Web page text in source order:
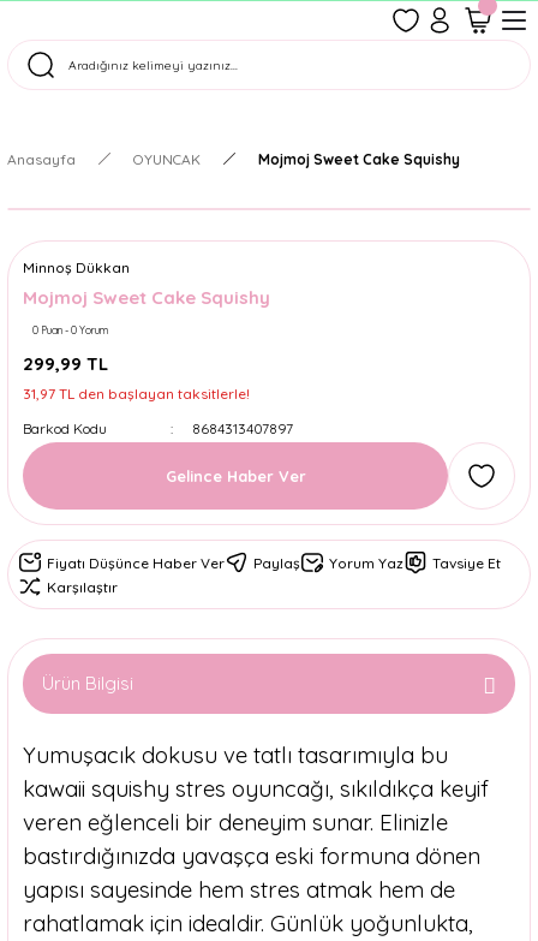
Tüm Siparişler Aynı Gün Kargoda!
Anasayfa OYUNCAK Mojmoj Sweet Cake Squishy
Minnoş Dükkan
Mojmoj Sweet Cake Squishy
0 Puan - 0 Yorum
299,99 TL
31,97 TL den başlayan taksitlerle!
Barkod Kodu
8684313407897
Gelince Haber Ver
Fiyatı Düşünce Haber Ver Paylaş Yorum Yaz
Tavsiye Et
Karşılaştır
Ürün Bilgisi
Yumuşacık dokusu ve tatlı tasarımıyla bu
kawaii squishy stres oyuncağı, sıkıldıkça keyif
veren eğlenceli bir deneyim sunar. Elinizle
bastırdığınızda yavaşça eski formuna dönen
yapısı sayesinde hem stres atmak hem de
rahatlamak için idealdir. Günlük yoğunlukta,